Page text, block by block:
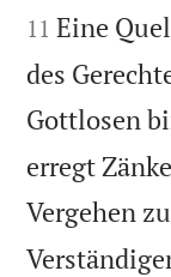
11 Eine
des
Gottlosen
erregt
Vergehen